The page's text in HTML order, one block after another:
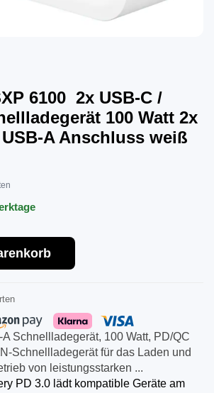
6100 2x USB-C /
100 Watt 2x
A Anschluss weiß
Schnellladegerät, 100 Watt, PD/QC
Schnellladegerät für das Laden und
von leistungsstarken ...
PD 3.0 lädt kompatible Geräte am